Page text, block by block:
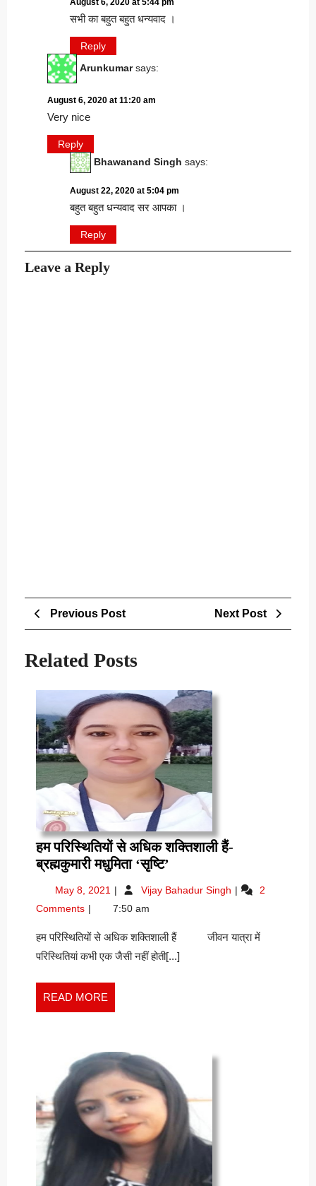
August 6, 2020 at 5:44 pm
सभी का बहुत बहुत धन्यवाद ।
Reply
Arunkumar says:
August 6, 2020 at 11:20 am
Very nice
Reply
Bhawanand Singh says:
August 22, 2020 at 5:04 pm
बहुत बहुत धन्यवाद सर आपका ।
Reply
Leave a Reply
Post
navigation
Previous PostPrevious
Next Post
Related Posts
हम परिस्थितियों से अधिक शक्तिशाली हैं-
ब्रह्मकुमारी मधुमिता ‘सृष्टि’
से
शक्तिशाली
ब्रह्मकुमारी
May 8, 2021 May
2021
Vijay Bahadur Singh हम
शक्तिशाली
2
Comments
7:50 am
हम परिस्थितियों से अधिक शक्तिशाली हैं जीवन यात्रा में
परिस्थितियां कभी एक जैसी नहीं होती[...]
READ MORE
MORE